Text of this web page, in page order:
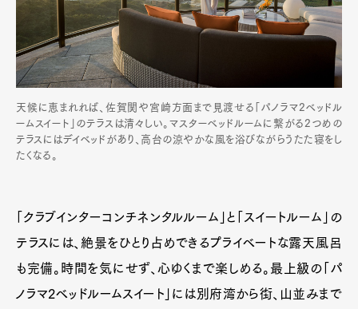
天候に恵まれれば、佐賀関や宮崎方面まで見渡せる「パノラマ2ベッドル
ームスイート」のテラスは清々しい。マスターベッドルームに繋がる2つめの
テラスにはデイベッドがあり、高台の涼やかな風を浴びながらうたた寝をし
たくなる。
「クラブインターコンチネンタルルーム」と「スイートルーム」の
テラスには、絶景をひとり占めできるプライベートな露天風呂
も完備。時間を気にせず、心ゆくまで楽しめる。最上級の「パ
ノラマ2ベッドルームスイート」には別府湾から街、山並みまで